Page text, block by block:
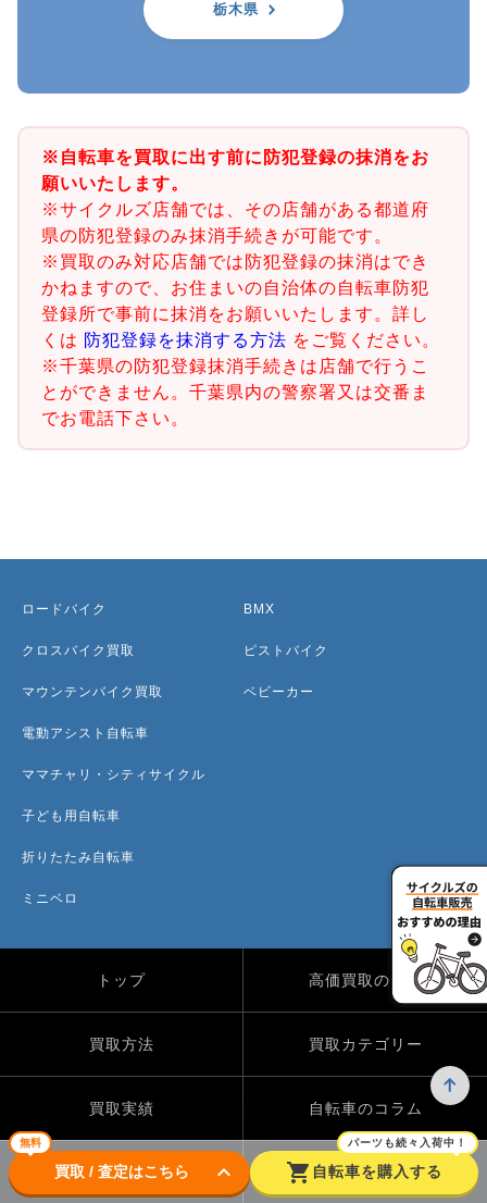
栃木県
※自転車を買取に出す前に防犯登録の抹消をお
願いいたします。
※サイクルズ店舗では、その店舗がある都道府
県の防犯登録のみ抹消手続きが可能です。
※買取のみ対応店舗では防犯登録の抹消はでき
かねますので、お住まいの自治体の自転車防犯
登録所で事前に抹消をお願いいたします。詳し
くは 防犯登録を抹消する方法 をご覧ください。
※千葉県の防犯登録抹消手続きは店舗で行うこ
とができません。千葉県内の警察署又は交番ま
でお電話下さい。
無料
買取 / 査定はこちら keyboard_arrow_down shopping_cart
パーツも続々入荷中！
自転車を購入する
ロードバイク
クロスバイク買取
マウンテンバイク買取
電動アシスト自転車
ママチャリ・シティサイクル
子ども用自転車
折りたたみ自転車
ミニベロ
BMX
ピストバイク
ベビーカー
トップ 高価買取のワケ
買取方法 買取カテゴリー
買取実績 自転車のコラム
店舗一覧 よくある質問